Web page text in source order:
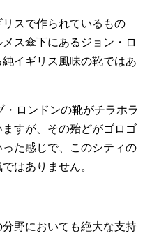
スで作られているもの
ス傘下にあるジョン・ロ
イギリス風味の靴ではあ
ロンドンの靴がチラホラ
すが、その殆どがゴロゴ
た感じで、このシティの
はありません。
野においても絶大な支持